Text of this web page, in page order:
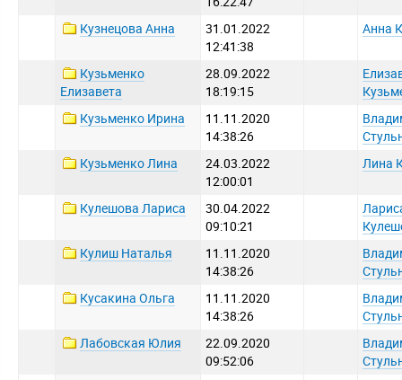
Кузнецова Анна
31.01.2022
12:41:38
Анна
Кузьменко
Елизавета
28.09.2022
18:19:15
Кузьменко Ирина
11.11.2020
14:38:26
Кузьменко Лина
24.03.2022
12:00:01
Лина
Кулешова Лариса
30.04.2022
09:10:21
Кулиш Наталья
11.11.2020
14:38:26
Кусакина Ольга
11.11.2020
14:38:26
Лабовская Юлия
22.09.2020
09:52:06